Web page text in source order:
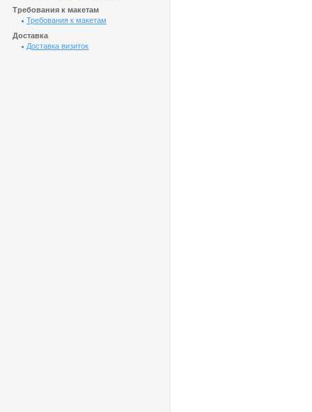
Требования к макетам
Требования к макетам
Доставка
Доставка визиток